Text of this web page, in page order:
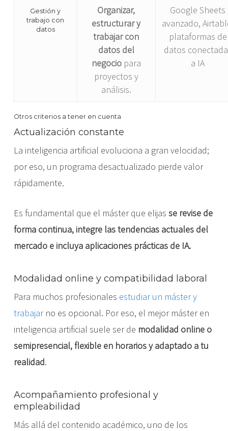
Gestión y
trabajo con
datos
Organizar,
estructurar y
trabajar con
datos del
negociopara
proyectos y
análisis.
Google Sheets
avanzado,
plataformas de
datos
a IA
Otros criterios a tener en cuenta
Actualización constante
La inteligencia artificial evoluciona a gran velocidad;
por eso, un programa desactualizado pierde valor
rápidamente.
Es fundamental que el máster que elijas se revise de
forma continua, integre las tendencias actuales del
mercado e incluya aplicaciones prácticas de IA.
Modalidad online y compatibilidad laboral
Para muchos profesionales estudiar un máster y
trabajarno es opcional. Por eso, el mejor máster en
inteligencia artificial suele ser de modalidad online o
semipresencial, flexible en horarios y adaptado a tu
realidad.
Acompañamiento profesional y
empleabilidad
Más allá del contenido académico, uno de los